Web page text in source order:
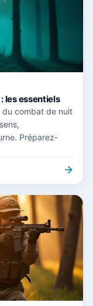
les essentiels
du combat de nuit
Préparez-